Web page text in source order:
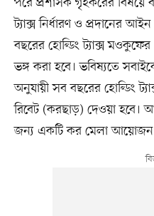
ট্যাক্স নির্ধারণ ও প্রদানের
বছরের হোল্ডিং ট্যাক্স
ভঙ্গ করা হবে। ভবিষ্যতে
অনুযায়ী সব বছরের হোল্ডিং
রিবেট (করছাড়) দেওয়া হবে।
জন্য একটি কর মেলা আয়োজন